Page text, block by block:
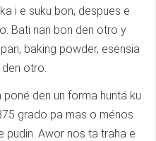
i e suku bon, despues e
Bati nan bon den otro y
baking powder, esensia
otro.
den un forma huntá ku
grado pa mas o ménos
pudin. Awor nos ta traha e